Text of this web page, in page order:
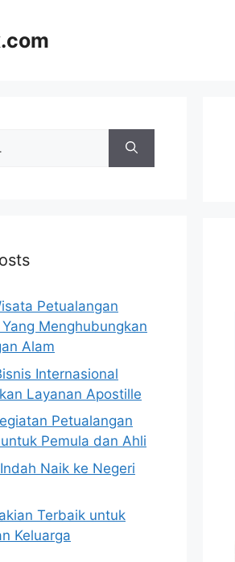
Petualangan
Menghubungkan
Alam
Internasional
Layanan Apostille
Petualangan
Pemula dan Ahli
Naik ke Negeri
Terbaik untuk
Keluarga